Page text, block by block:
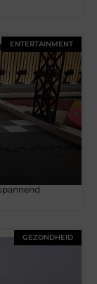
ENTERTAINMENT
GEZONDHEID